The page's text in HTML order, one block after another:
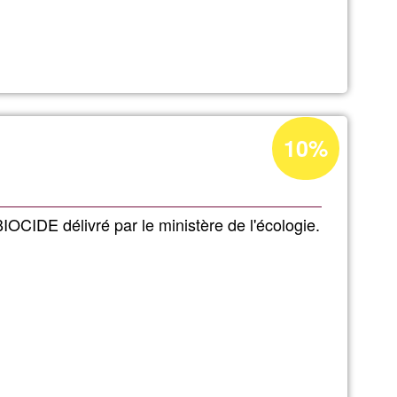
délivré par le ministère de l'écologie.
Acceptance
percentage
Ğ1
10%